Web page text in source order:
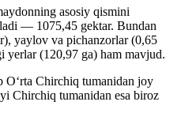
asosiy qismini
— 1075,45 gektar. Bundan
yaylov va pichanzorlar (0,65
yerlar (120,97 ga) ham mavjud.
O‘rta Chirchiq tumanidan joy
Chirchiq tumanidan esa biroz